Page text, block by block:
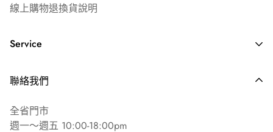
線上購物退換貨說明
Service
常見問答 ⏐ FAQ's
聯絡我們
全省門市
週一～週五 10:00-18:00pm